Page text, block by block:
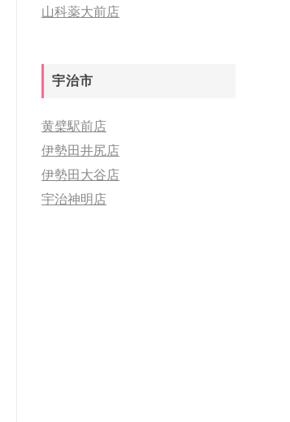
山科薬大前店
宇治市
黄檗駅前店
伊勢田井尻店
伊勢田大谷店
宇治神明店